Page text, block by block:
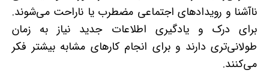
ناآشنا و رویدادهای اجتماعی مضطرب یا ناراحت می‌شوند.
برای درک و یادگیری اطلاعات جدید نیاز به زمان
طولانی‌تری دارند و برای انجام کارهای مشابه بیشتر فکر
می‌کنند.